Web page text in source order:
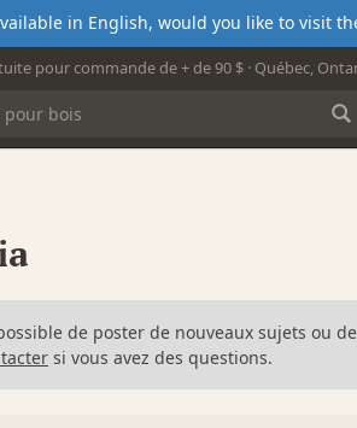
in English, would you like to visit
pour commande de + de 90 $ · Québec,
de poster de nouveaux sujets ou de
si vous avez des questions.